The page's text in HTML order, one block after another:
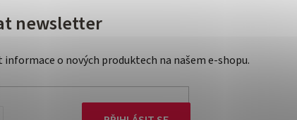
newsletter
o nových produktech na našem e-shopu.